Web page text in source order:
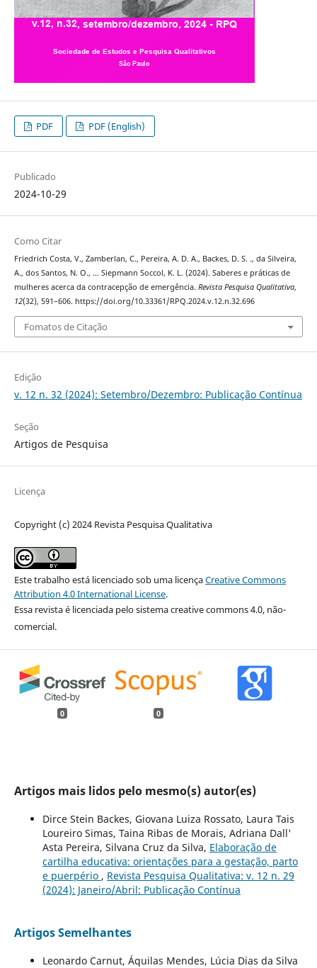
PDF PDF (English)
Publicado
2024-10-29
Como Citar
Friedrich Costa, V., Zamberlan, C., Pereira, A. D. A., Backes, D. S. ., da Silveira,
A., dos Santos, N. O., … Siepmann Soccol, K. L. (2024). Saberes e práticas de
mulheres acerca da contracepção de emergência. Revista Pesquisa Qualitativa,
12(32), 591–606. https://doi.org/10.33361/RPQ.2024.v.12.n.32.696
Fomatos de Citação
Edição
v. 12 n. 32 (2024): Setembro/Dezembro: Publicação Contínua
Seção
Artigos de Pesquisa
Licença
Copyright (c) 2024 Revista Pesquisa Qualitativa
Este trabalho está licenciado sob uma licençaCreative Commons
Attribution 4.0 International License.
Essa revista é licenciada pelo sistema creative commons 4.0, não-
comercial.
0 0
Artigos mais lidos pelo mesmo(s) autor(es)
Dirce Stein Backes, Giovana Luiza Rossato, Laura Tais
Loureiro Simas, Taina Ribas de Morais, Adriana Dall'
Asta Pereira, Silvana Cruz da Silva, Elaboração de
cartilha educativa: orientações para a gestação, parto
e puerpério , Revista Pesquisa Qualitativa: v. 12 n. 29
(2024): Janeiro/Abril: Publicação Contínua
Artigos Semelhantes
Leonardo Carnut, Áquilas Mendes, Lúcia Dias da Silva